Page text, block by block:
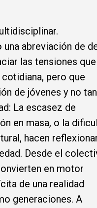
abreviación de
las tensiones que
pero que
de jóvenes y no tan
La escasez de
en masa, o la
hacen
Desde el
en motor
de una realidad
generaciones. A